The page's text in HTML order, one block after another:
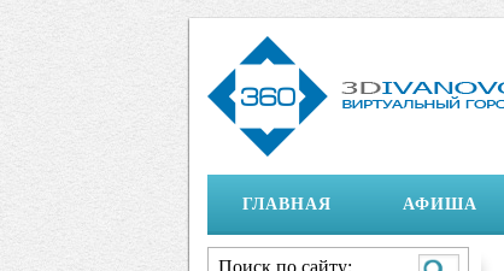
ГЛАВНАЯ АФИША
Поиск по сайту: